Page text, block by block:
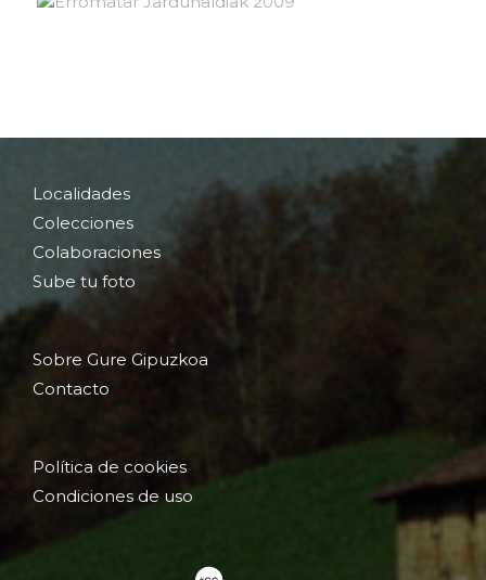
Localidades
Colecciones
Colaboraciones
Sube tu foto
Sobre Gure Gipuzkoa
Contacto
Política de cookies
Condiciones de uso